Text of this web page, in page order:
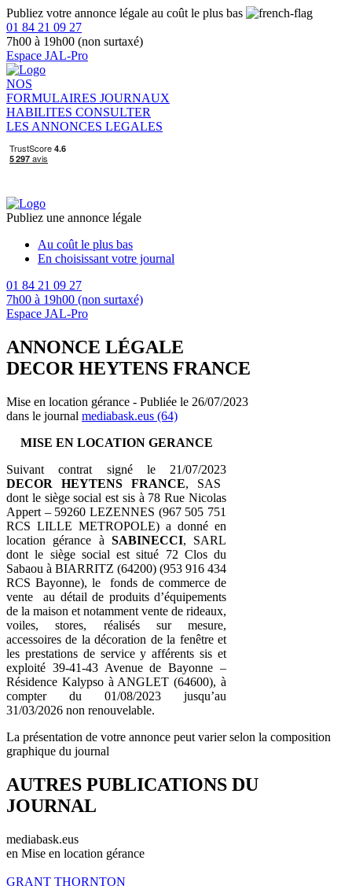
Publiez votre annonce légale au coût le plus bas
01 84 21 09 27
7h00 à 19h00 (non surtaxé)
Espace JAL-Pro
NOS
FORMULAIRES JOURNAUX
HABILITES CONSULTER
LES ANNONCES LEGALES
Publiez une annonce légale
Au coût le plus bas
En choisissant votre journal
01 84 21 09 27
7h00 à 19h00 (non surtaxé)
Espace JAL-Pro
ANNONCE LÉGALE
DECOR HEYTENS FRANCE
Mise en location gérance - Publiée le 26/07/2023
dans le journal mediabask.eus (64)
MISE EN LOCATION GERANCE
Suivant contrat signé le 21/07/2023
DECOR HEYTENS FRANCE, SAS
dont le siège social est sis à 78 Rue Nicolas
Appert – 59260 LEZENNES (967 505 751
RCS LILLE METROPOLE) a donné en
location gérance à SABINECCI, SARL
dont le siège social est situé 72 Clos du
Sabaou à BIARRITZ (64200) (953 916 434
RCS Bayonne), le fonds de commerce de
vente au détail de produits d’équipements
de la maison et notamment vente de rideaux,
voiles, stores, réalisés sur mesure,
accessoires de la décoration de la fenêtre et
les prestations de service y afférents sis et
exploité 39-41-43 Avenue de Bayonne –
Résidence Kalypso à ANGLET (64600), à
compter du 01/08/2023 jusqu’au
31/03/2026 non renouvelable.
La présentation de votre annonce peut varier selon la composition
graphique du journal
AUTRES PUBLICATIONS DU
JOURNAL
mediabask.eus
en Mise en location gérance
GRANT THORNTON